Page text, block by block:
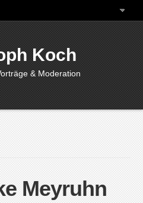
Koch
& Moderation
Meyruhn